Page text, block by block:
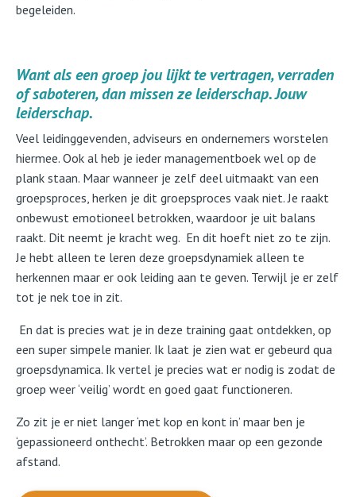
begeleiden.
Want als een groep jou lijkt te vertragen, verraden
of saboteren, dan missen ze leiderschap. Jouw
leiderschap.
Veel leidinggevenden, adviseurs en ondernemers worstelen
hiermee. Ook al heb je ieder managementboek wel op de
plank staan. Maar wanneer je zelf deel uitmaakt van een
groepsproces, herken je dit groepsproces vaak niet. Je raakt
onbewust emotioneel betrokken, waardoor je uit balans
raakt. Dit neemt je kracht weg. En dit hoeft niet zo te zijn.
Je hebt alleen te leren deze groepsdynamiek alleen te
herkennen maar er ook leiding aan te geven. Terwijl je er zelf
tot je nek toe in zit.
En dat is precies wat je in deze training gaat ontdekken, op
een super simpele manier. Ik laat je zien wat er gebeurd qua
groepsdynamica. Ik vertel je precies wat er nodig is zodat de
groep weer ‘veilig’ wordt en goed gaat functioneren.
Zo zit je er niet langer ‘met kop en kont in’ maar ben je
‘gepassioneerd onthecht’. Betrokken maar op een gezonde
afstand.